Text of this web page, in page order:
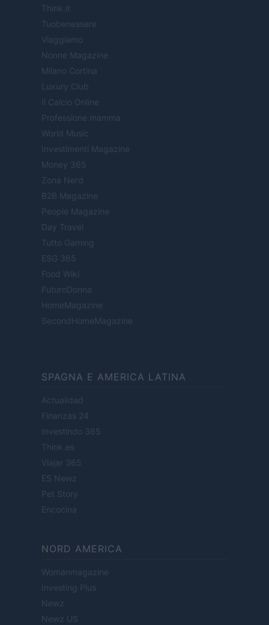
Think.it
Tuobenessere
Viaggiamo
Nonne Magazine
Milano Cortina
Luxury Club
Il Calcio Online
Professione mamma
World Music
Investimenti Magazine
Money 365
Zona Nerd
B2B Magazine
People Magazine
Day Travel
Tutto Gaming
ESG 365
Food Wiki
FuturoDonna
HomeMagazine
SecondHomeMagazine
SPAGNA E AMERICA LATINA
Actualidad
Finanzas 24
Investindo 365
Think.es
Viajar 365
ES Newz
Pet Story
Encocina
NORD AMERICA
Womanmagazine
Investing Plus
Newz
Newz US